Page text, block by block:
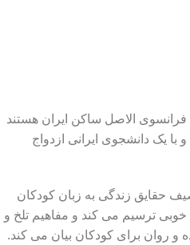
الاصل ساکن ایران هستند
و با یک دانشجوی ایرانی ازدواج
حقایق زندگی به زبان کودکان
خوبی ترسیم می کند و مفاهیم تلخ و
و روان برای کودکان بیان می کند.